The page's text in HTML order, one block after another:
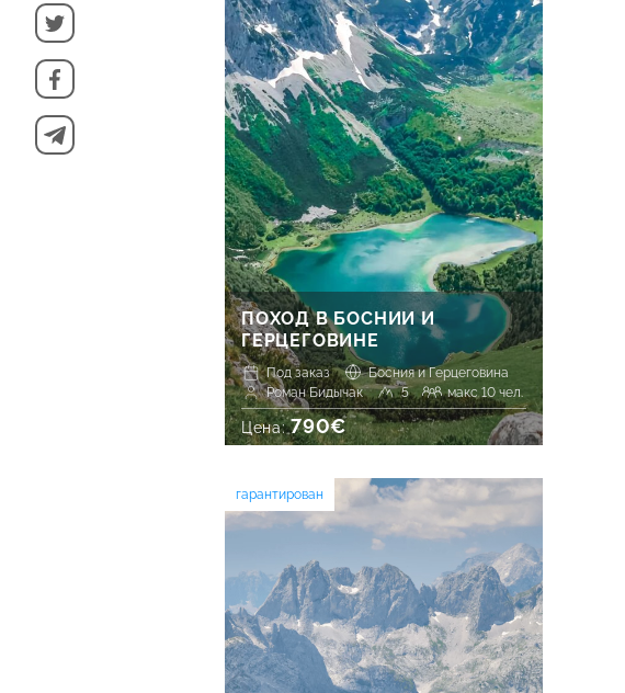
ПОХОД В БОСНИИ И
ГЕРЦЕГОВИНЕ
Под заказ
Босния и Герцеговина
Роман Бидычак
5 макс 10 чел.
Цена:790€
гарантирован